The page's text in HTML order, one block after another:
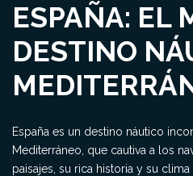
ESPAÑA: EL
DESTINO
España es un destino náutico
Mediterráneo, que cautiva a los
paisajes, su rica historia y su